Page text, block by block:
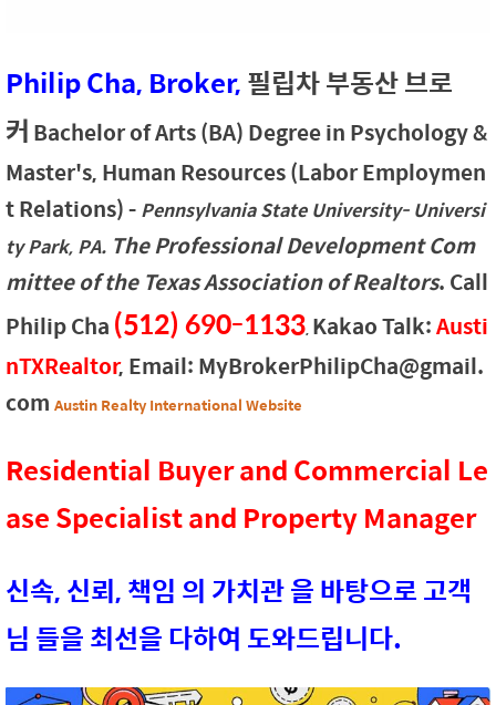
Philip Cha, Broker,필립차 부동산 브로
커 Bachelor of Arts (BA) Degree in Psychology &
Master's, Human Resources (Labor Employmen
t Relations) - Pennsylvania State University- Universi
ty Park, PA. The Professional Development Com
mittee of the Texas Association of Realtors. Call
Philip Cha (512) 690-1133,Kakao Talk:Austi
nTXRealtor, Email: MyBrokerPhilipCha@gmail.
com Austin Realty International Website
Residential Buyer and Commercial Le
ase Specialist and Property Manager
신속, 신뢰, 책임 의 가치관 을 바탕으로 고객
님 들을 최선을 다하여 도와드립니다.